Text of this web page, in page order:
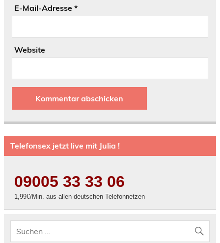
E-Mail-Adresse *
Website
Telefonsex jetzt live mit Julia !
09005 33 33 06
1,99€/Min. aus allen deutschen Telefonnetzen